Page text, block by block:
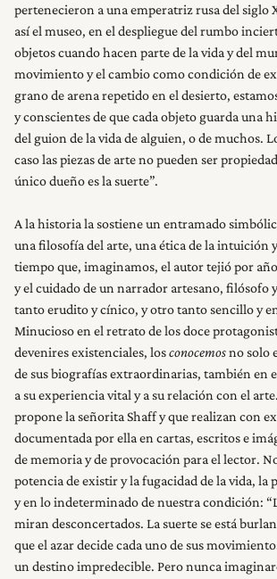
pertenecieron a una emperatriz rusa del siglo
así el museo, en el despliegue del rumbo
objetos cuando hacen parte de la vida y del
movimiento y el cambio como condición de
grano de arena repetido en el desierto,
y conscientes de que cada objeto guarda una
del guion de la vida de alguien, o de muchos.
caso las piezas de arte no pueden ser
único dueño es la suerte”.
A la historia la sostiene un entramado
una filosofía del arte, una ética de la intuición
tiempo que, imaginamos, el autor tejió por
y el cuidado de un narrador artesano, filósofo
tanto erudito y cínico, y otro tanto sencillo y
Minucioso en el retrato de los doce
devenires existenciales, losconocemosno solo
de sus biografías extraordinarias, también en
a su experiencia vital y a su relación con el
propone la señorita Shaff y que realizan con
documentada por ella en cartas, escritos e
de memoria y de provocación para el lector.
potencia de existir y la fugacidad de la vida, la
y en lo indeterminado de nuestra condición:
miran desconcertados. La suerte se está
que el azar decide cada uno de sus
un destino impredecible. Pero nunca